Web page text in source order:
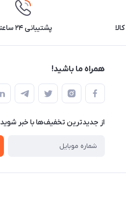
پشتیبانی ۲۴ ساعته
همراه ما باشید!
از جدید‌ترین تخفیف‌ها با‌ خبر شوید